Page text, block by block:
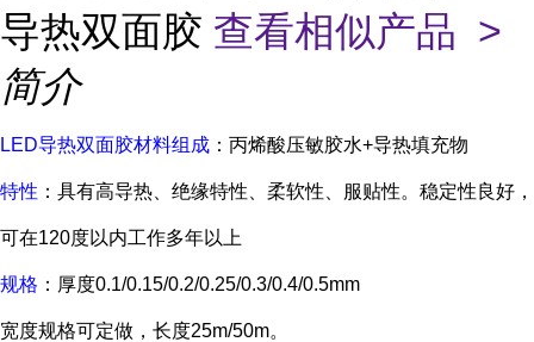
导热双面胶 查看相似产品 >
简介
LED导热双面胶材料组成 ：丙烯酸压敏胶水+导热填充物
特性 ：具有高导热、绝缘特性、柔软性、服贴性。稳定性良好，
可在120度以内工作多年以上
规格 ：厚度0.1/0.15/0.2/0.25/0.3/0.4/0.5mm
宽度规格可定做，长度25m/50m。